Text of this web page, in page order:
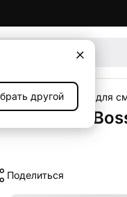
другой
Чехлы Чехлы для
Rich
Поделиться